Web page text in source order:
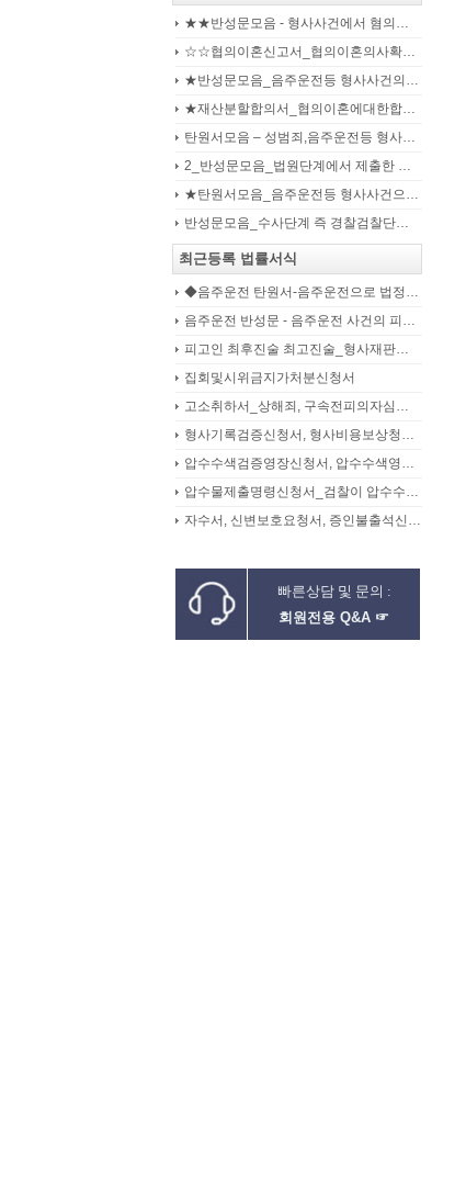
★★반성문모음 - 형사사건에서 혐의사실을 인정하는 가해자가 선처를 호소하며 제출작성하는 반성문2
☆☆협의이혼신고서_협의이혼의사확인신청서_자의양육과친권자결정에관한협의서_22p
★반성문모음_음주운전등 형사사건의 가해자, 피의자, 피고인이 작성하여 제출하는 반성문모음(380page)
★재산분할합의서_협의이혼에대한합의서_협의이혼약정서_이혼합의서_19p
탄원서모음 – 성범죄,음주운전등 형사입건 또는 기소된 사건에서 가해자,피의자,피고인을 위하여 선처를 호소하는 내용(지인분들 작성)
2_반성문모음_법원단계에서 제출한 가해자작성 반성문(132page)
★탄원서모음_음주운전등 형사사건으로 수사기관 및 법원에 제출된 주변인 작성 선처호소 탄원서(208page)
반성문모음_수사단계 즉 경찰검찰단계에서 제출한 가해자작성 반성문(300page)
최근등록 법률서식
◆음주운전 탄원서-음주운전으로 법정구속된 피고인의 선처를 위해 항소심에서 제출하는 탄원서(45page)
음주운전 반성문 - 음주운전 사건의 피의자, 피고인이 선처를 구하며 작성제출하는 반성문
피고인 최후진술 최고진술_형사재판의 변론종결시 피고인이 재판장님께 하는 최종진술 의견내용(36페이지)
집회및시위금지가처분신청서
고소취하서_상해죄, 구속전피의자심문신청서, 보석신청취하서, 형확정증명원
형사기록검증신청서, 형사비용보상청구서
압수수색검증영장신청서, 압수수색영장신청서
압수물제출명령신청서_검찰이 압수수색을 통해 확보한 압수물대상
자수서, 신변보호요청서, 증인불출석신고서
빠른상담 및 문의 :
회원전용 Q&A ☞